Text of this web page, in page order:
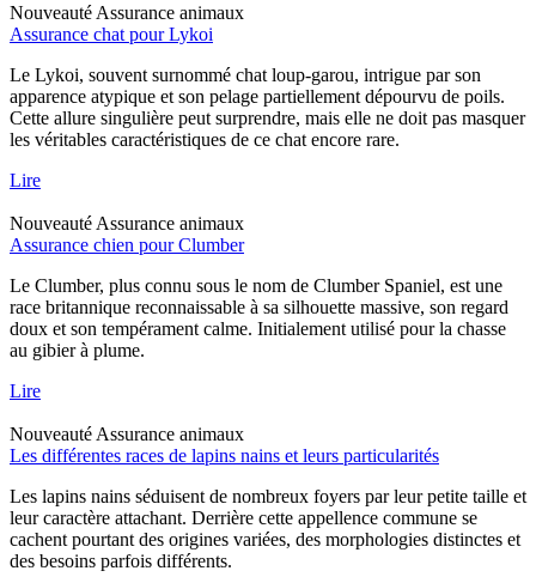
Nouveauté Assurance animaux
Assurance chat pour Lykoi
Le Lykoi, souvent surnommé chat loup-garou, intrigue par son
apparence atypique et son pelage partiellement dépourvu de poils.
Cette allure singulière peut surprendre, mais elle ne doit pas masquer
les véritables caractéristiques de ce chat encore rare.
Lire
Nouveauté Assurance animaux
Assurance chien pour Clumber
Le Clumber, plus connu sous le nom de Clumber Spaniel, est une
race britannique reconnaissable à sa silhouette massive, son regard
doux et son tempérament calme. Initialement utilisé pour la chasse
au gibier à plume.
Lire
Nouveauté Assurance animaux
Les différentes races de lapins nains et leurs particularités
Les lapins nains séduisent de nombreux foyers par leur petite taille et
leur caractère attachant. Derrière cette appellence commune se
cachent pourtant des origines variées, des morphologies distinctes et
des besoins parfois différents.